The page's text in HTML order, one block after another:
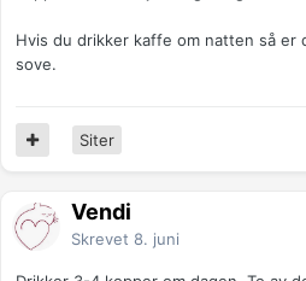
Hvis du drikker kaffe om natten så er
sove.
Siter
Vendi
Skrevet 8. juni